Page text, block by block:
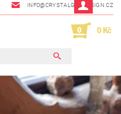
INFO@CRYSTALGRIDDESIGN.CZ
0 0 Kč